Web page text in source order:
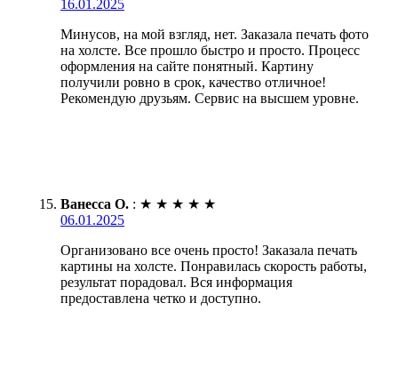
16.01.2025
Минусов, на мой взгляд, нет. Заказала печать фото
на холсте. Все прошло быстро и просто. Процесс
оформления на сайте понятный. Картину
получили ровно в срок, качество отличное!
Рекомендую друзьям. Сервис на высшем уровне.
Ванесса О. : ★ ★ ★ ★ ★
06.01.2025
Организовано все очень просто! Заказала печать
картины на холсте. Понравилась скорость работы,
результат порадовал. Вся информация
предоставлена четко и доступно.